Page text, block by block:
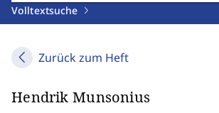
Volltextsuche
Zurück zum Heft
Hendrik Munsonius